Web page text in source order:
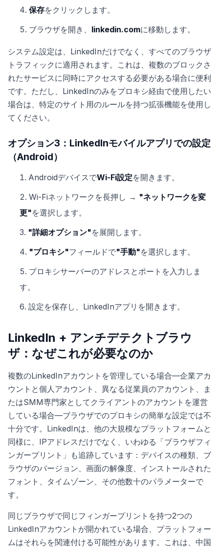
保存をクリックします。
ブラウザを開き、 linkedin.comに移動します。
システム設定は、LinkedInだけでなく、すべてのブラウザ
トラフィックに適用されます。これは、複数のブロックさ
れたサービスに同時にアクセスする必要がある場合に便利
です。ただし、LinkedInのみをプロキシ経由で使用したい
場合は、特定のサイト用のルールを持つ拡張機能を使用し
てください。
オプション3：LinkedInモバイルアプリでの設定
（Android）
AndroidデバイスでWi-Fi設定を開きます。
Wi-Fiネットワークを長押し → "ネットワークを変
更"を選択します。
"詳細オプション"を展開します。
"プロキシ"フィールドで"手動"を選択します。
プロキシサーバーのアドレスとポートを入力しま
す。
設定を保存し、LinkedInアプリを開きます。
LinkedIn + アンチデテクトブラウ
ザ：なぜこれが必要なのか
複数のLinkedInアカウントを管理している場合—企業アカ
ウントと個人アカウント、異なる従業員のアカウント、ま
たはSMM専門家としてクライアントのアカウントを運営
している場合—ブラウザでのプロキシの簡単な設定では不
十分です。LinkedInは、他の大規模なプラットフォームと
同様に、IPアドレスだけでなく、いわゆる「ブラウザフィ
ンガープリント」も追跡しています：デバイスの種類、ブ
ラウザのバージョン、画面の解像度、インストールされた
フォント、タイムゾーン、その他数十のパラメーターで
す。
同じブラウザで同じフィンガープリントを持つ2つの
LinkedInアカウントが開かれている場合、プラットフォー
ムはそれらを関連付ける可能性があります。これは、中国